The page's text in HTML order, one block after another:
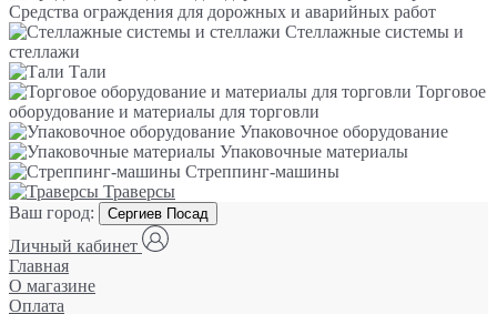
Средства ограждения для дорожных и аварийных работ
Стеллажные системы и
стеллажи
Тали
Торговое
оборудование и материалы для торговли
Упаковочное оборудование
Упаковочные материалы
Стреппинг-машины
Траверсы
Ваш город:
Сергиев Посад
Личный кабинет
Главная
О магазине
Оплата